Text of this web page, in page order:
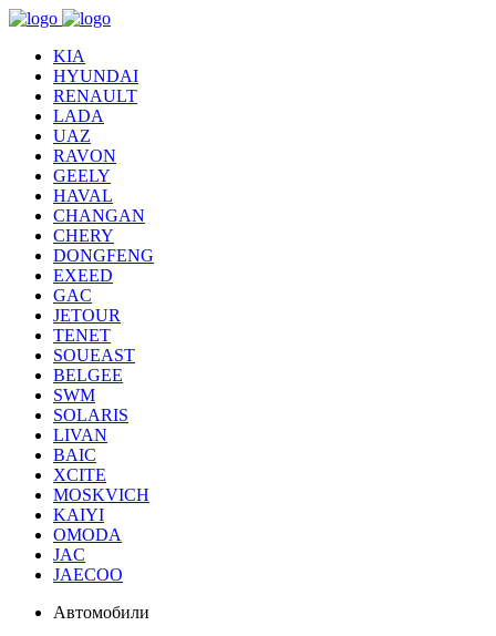
KIA
HYUNDAI
RENAULT
LADA
UAZ
RAVON
GEELY
HAVAL
CHANGAN
CHERY
DONGFENG
EXEED
GAC
JETOUR
TENET
SOUEAST
BELGEE
SWM
SOLARIS
LIVAN
BAIC
XCITE
MOSKVICH
KAIYI
OMODA
JAC
JAECOO
Автомобили